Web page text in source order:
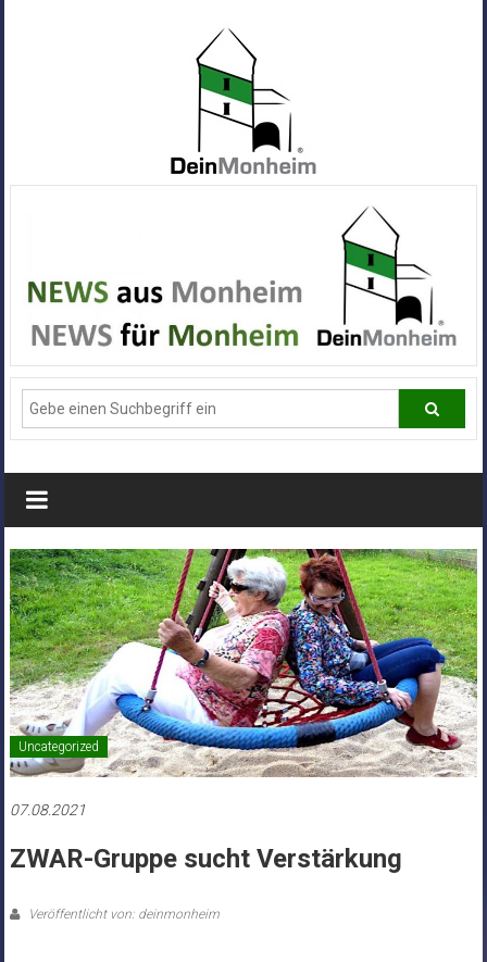
Alle
News
aus
Deiner
Stadt
Monheim
Uncategorized
07.08.2021
ZWAR-Gruppe sucht Verstärkung
Veröffentlicht von: deinmonheim